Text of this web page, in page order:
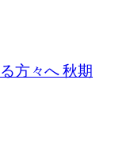
方々へ 秋期